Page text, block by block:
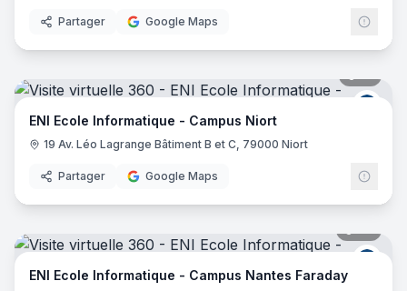
Partager Google Maps
ENI
ENI Ecole Informatique - Campus Niort
19 Av. Léo Lagrange Bâtiment B et C, 79000 Niort
Partager Google Maps
ENI
ENI Ecole Informatique - Campus Nantes Faraday